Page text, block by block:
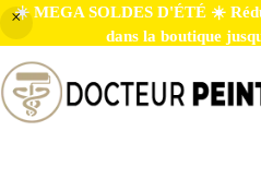
☀️ MEGA SOLDES D'ÉTÉ ☀️
dans la boutique